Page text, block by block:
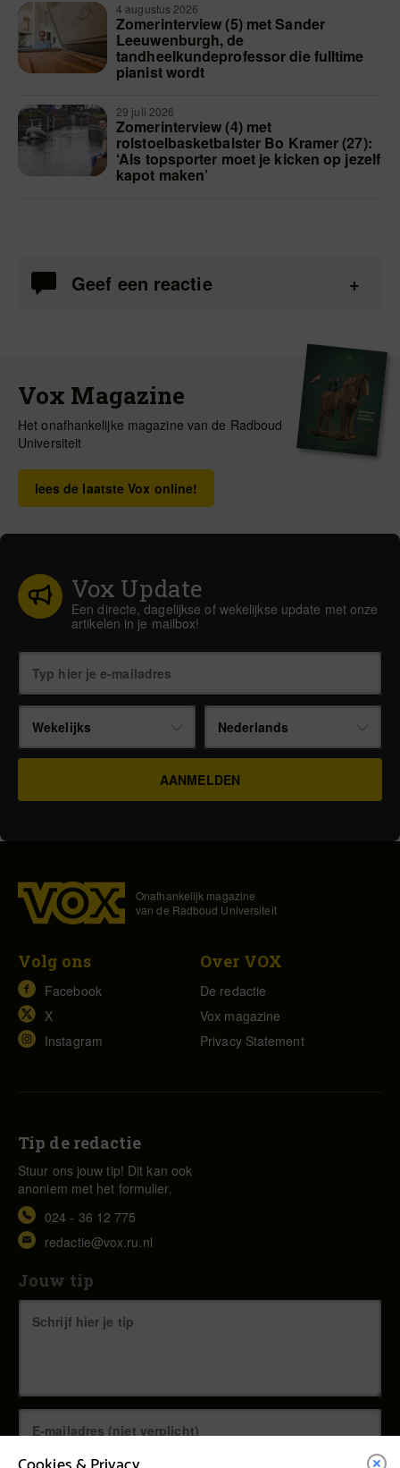
4 augustus 2026
Zomerinterview (5) met Sander
Leeuwenburgh, de
tandheelkundeprofessor die fulltime
pianist wordt
29 juli 2026
Zomerinterview (4) met
rolstoelbasketbalster Bo Kramer (27):
‘Als topsporter moet je kicken op jezelf
kapot maken’
Geef een reactie
Vox Magazine
Het onafhankelijke magazine van de Radboud
Universiteit
lees de laatste Vox online!
Vox Update
Een directe, dagelijkse of wekelijkse update met onze
artikelen in je mailbox!
Wekelijks Nederlands
Onafhankelijk magazine
van de Radboud Universiteit
Volg ons
Facebook
X
Instagram
Over VOX
De redactie
Vox magazine
Privacy Statement
Tip de redactie
Stuur ons jouw tip! Dit kan ook
anoniem met het formulier.
024 - 36 12 775
redactie@vox.ru.nl
Jouw tip